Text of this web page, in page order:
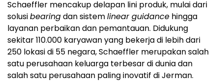
Schaeffler mencakup delapan lini produk, mulai dari
solusibearingdan sistemlinear guidance hingga
layanan perbaikan dan pemantauan. Didukung
sekitar 110.000 karyawan yang bekerja di lebih dari
250 lokasi di 55 negara, Schaeffler merupakan salah
satu perusahaan keluarga terbesar di dunia dan
salah satu perusahaan paling inovatif di Jerman.